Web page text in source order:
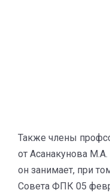
Также члены
от Асанакунова
он занимает, при
Совета ФПК 05